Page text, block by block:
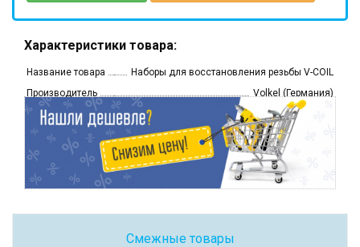
Характеристики товара:
Название товара
Наборы для восстановления резьбы V-COIL
Производитель
Volkel (Германия)
Смежные товары